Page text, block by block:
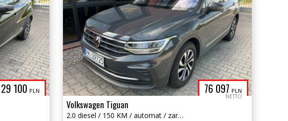
29 100 PLN 76 097 PLN
NETTO
Volkswagen Tiguan
2.0 diesel / 150 KM / automat / zarej w PL / książka serwis / zamiana